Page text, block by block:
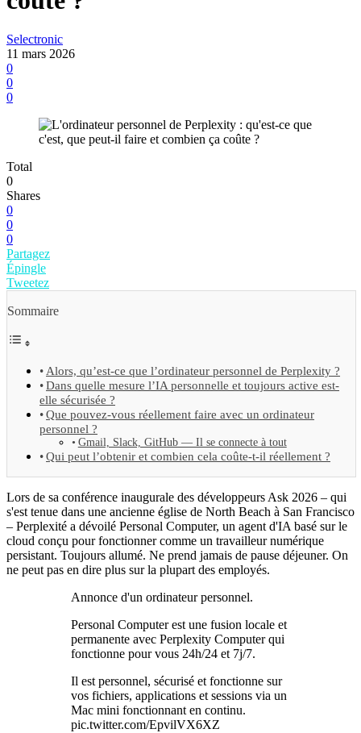
Selectronic
11 mars 2026
0
0
0
Total
0
Shares
0
0
0
Partagez
Épingle
Tweetez
Sommaire
Alors, qu’est-ce que l’ordinateur personnel de Perplexity ?
Dans quelle mesure l’IA personnelle et toujours active est-
elle sécurisée ?
Que pouvez-vous réellement faire avec un ordinateur
personnel ?
Gmail, Slack, GitHub — Il se connecte à tout
Qui peut l’obtenir et combien cela coûte-t-il réellement ?
Lors de sa conférence inaugurale des développeurs Ask 2026 – qui
s'est tenue dans une ancienne église de North Beach à San Francisco
– Perplexité a dévoilé Personal Computer, un agent d'IA basé sur le
cloud conçu pour fonctionner comme un travailleur numérique
persistant. Toujours allumé. Ne prend jamais de pause déjeuner. On
ne peut pas en dire plus sur la plupart des employés.
Annonce d'un ordinateur personnel.
Personal Computer est une fusion locale et
permanente avec Perplexity Computer qui
fonctionne pour vous 24h/24 et 7j/7.
Il est personnel, sécurisé et fonctionne sur
vos fichiers, applications et sessions via un
Mac mini fonctionnant en continu.
pic.twitter.com/EpvilVX6XZ